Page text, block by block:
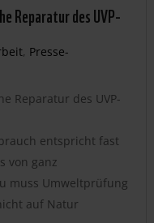
Reparatur des UVP-
, Presse-
Reparatur des UVP-
entspricht fast
von ganz
muss Umweltprüfung
auf Natur